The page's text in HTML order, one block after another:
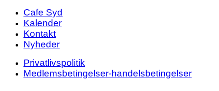
Cafe Syd
Kalender
Kontakt
Nyheder
Privatlivspolitik
Medlemsbetingelser-handelsbetingelser